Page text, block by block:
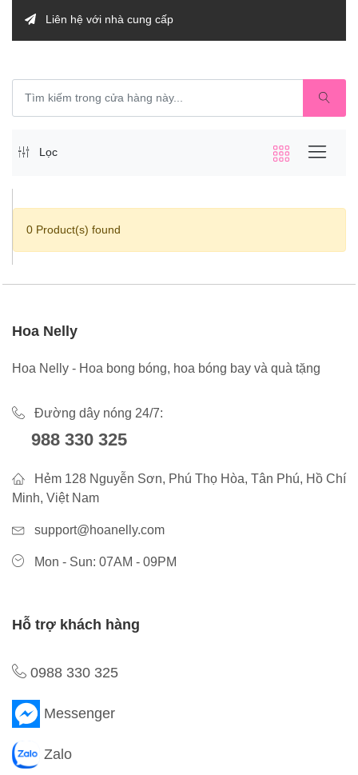
Liên hệ với nhà cung cấp
Lọc
0 Product(s) found
Hoa Nelly
Hoa Nelly - Hoa bong bóng, hoa bóng bay và quà tặng
Đường dây nóng 24/7:
988 330 325
Hẻm 128 Nguyễn Sơn, Phú Thọ Hòa, Tân Phú, Hồ Chí
Minh, Việt Nam
support@hoanelly.com
Mon - Sun: 07AM - 09PM
Hỗ trợ khách hàng
0988 330 325
Messenger
Zalo